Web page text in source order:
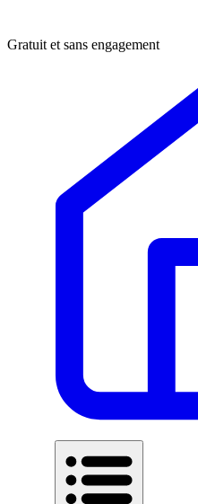
Gratuit et sans engagement